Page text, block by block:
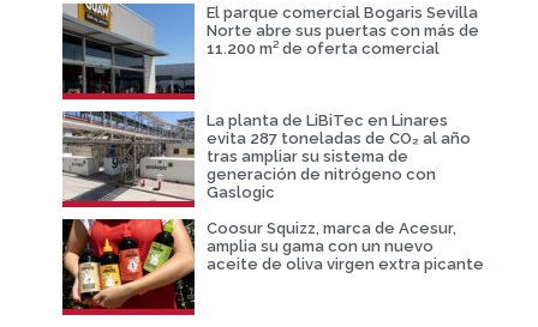
El parque comercial Bogaris Sevilla
Norte abre sus puertas con más de
11.200 m² de oferta comercial
La planta de LiBiTec en Linares
evita 287 toneladas de CO₂ al año
tras ampliar su sistema de
generación de nitrógeno con
Gaslogic
Coosur Squizz, marca de Acesur,
amplia su gama con un nuevo
aceite de oliva virgen extra picante